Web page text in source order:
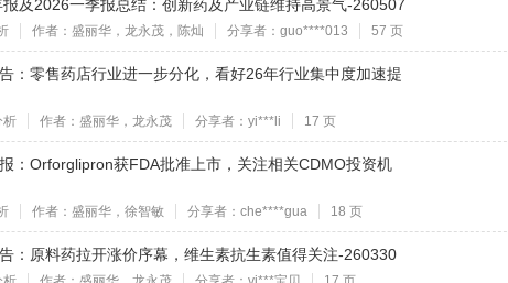
及2026一季报总结：创新药及产业链维持高景气-260507
作者：盛丽华，龙永茂，陈灿 分享者：guo****013 57 页
：零售药店行业进一步分化，看好26年行业集中度加速提
析 作者：盛丽华，龙永茂 分享者：yi***li 17 页
：Orforglipron获FDA批准上市，关注相关CDMO投资机
作者：盛丽华，徐智敏 分享者：che****gua 18 页
：原料药拉开涨价序幕，维生素抗生素值得关注-260330